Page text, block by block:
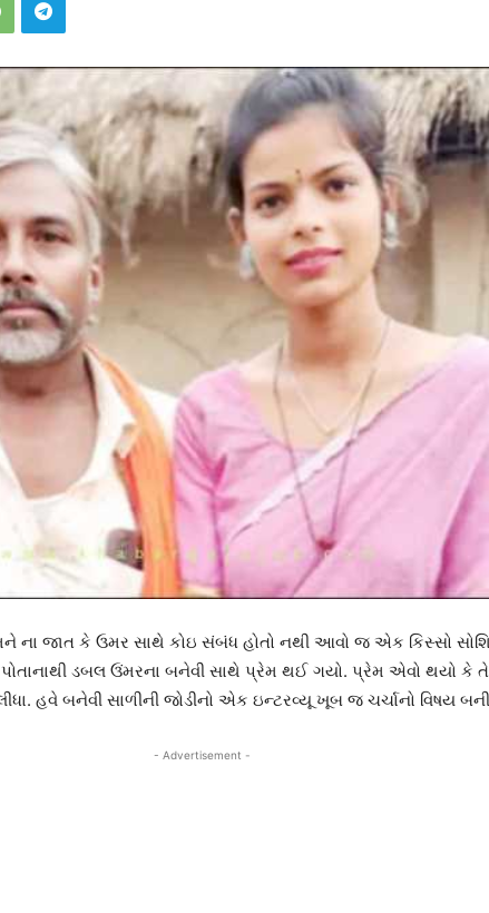
જાત કે ઉમર સાથે કોઇ સંબંધ હોતો નથી આવો જ એક કિસ્સો
ડબલ ઉંમરના બનેવી સાથે પ્રેમ થઈ ગયો. પ્રેમ એવો થયો કે
હવે બનેવી સાળીની જોડીનો એક ઇન્ટરવ્યૂ ખૂબ જ ચર્ચાનો વિષય
- Advertisement -